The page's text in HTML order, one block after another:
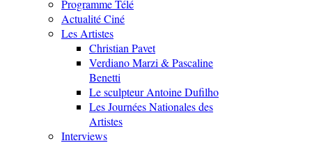
Programme Télé
Actualité Ciné
Les Artistes
Christian Pavet
Verdiano Marzi & Pascaline
Benetti
Le sculpteur Antoine Dufilho
Les Journées Nationales des
Artistes
Interviews